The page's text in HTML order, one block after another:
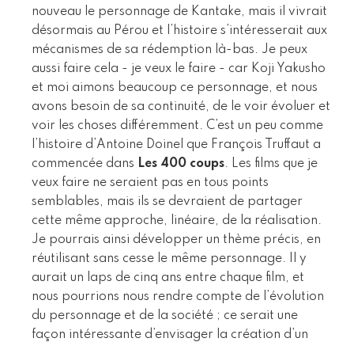
nouveau le personnage de Kantake, mais il vivrait
désormais au Pérou et l’histoire s’intéresserait aux
mécanismes de sa rédemption là-bas. Je peux
aussi faire cela - je veux le faire - car Koji Yakusho
et moi aimons beaucoup ce personnage, et nous
avons besoin de sa continuité, de le voir évoluer et
voir les choses différemment. C’est un peu comme
l’histoire d’Antoine Doinel que François Truffaut a
commencée dans Les 400 coups. Les films que je
veux faire ne seraient pas en tous points
semblables, mais ils se devraient de partager
cette même approche, linéaire, de la réalisation.
Je pourrais ainsi développer un thème précis, en
réutilisant sans cesse le même personnage. Il y
aurait un laps de cinq ans entre chaque film, et
nous pourrions nous rendre compte de l’évolution
du personnage et de la société ; ce serait une
façon intéressante d’envisager la création d’un